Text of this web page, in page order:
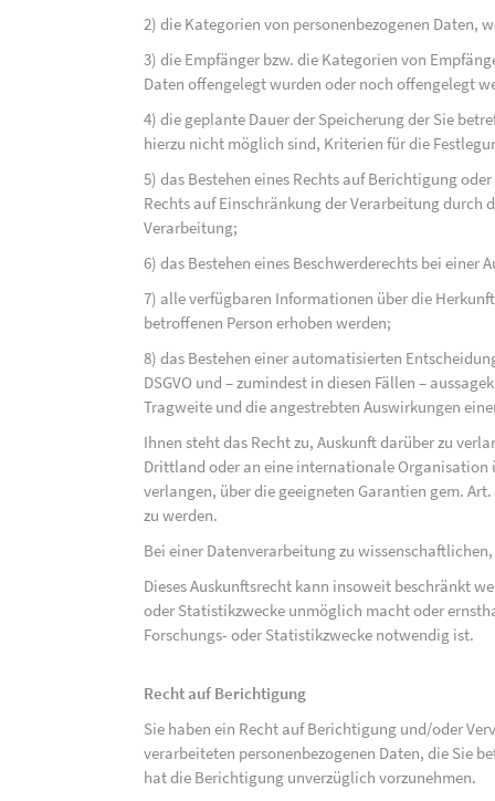
2) die Kategorien von personenbezogenen Daten,
3) die Empfänger bzw. die Kategorien von
Daten offengelegt wurden oder noch offengelegt
4) die geplante Dauer der Speicherung der Sie
hierzu nicht möglich sind, Kriterien für die
5) das Bestehen eines Rechts auf Berichtigung
Rechts auf Einschränkung der Verarbeitung durch
Verarbeitung;
6) das Bestehen eines Beschwerderechts bei einer
7) alle verfügbaren Informationen über die
betroffenen Person erhoben werden;
8) das Bestehen einer automatisierten
DSGVO und – zumindest in diesen Fällen –
Tragweite und die angestrebten Auswirkungen
Ihnen steht das Recht zu, Auskunft darüber zu
Drittland oder an eine internationale Organisation
verlangen, über die geeigneten Garantien gem.
zu werden.
Bei einer Datenverarbeitung zu
Dieses Auskunftsrecht kann insoweit beschränkt
oder Statistikzwecke unmöglich macht oder
Forschungs- oder Statistikzwecke notwendig ist.
Recht auf Berichtigung
Sie haben ein Recht auf Berichtigung und/oder
verarbeiteten personenbezogenen Daten, die Sie
hat die Berichtigung unverzüglich vorzunehmen.